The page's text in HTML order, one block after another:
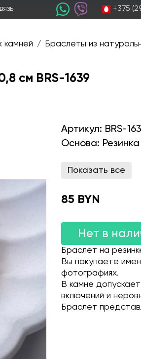
+375
камней / Браслеты из
см BRS-1639
Артикул: BRS-
Основа: Резинка
Показать все
85 BYN
Нет в
Браслет на
Вы покупаете
фотографиях.
В камне
включений и
Браслет